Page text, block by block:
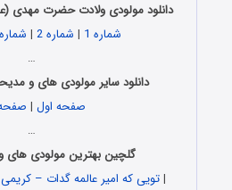
دانلود مولودی ولادت حضرت
شماره 1
| شماره 2 | شماره 3
…
دانلود سایر مولودی های و
صفحه اول |
…
گلچین بهترین مولودی های
|تویی که امیر عالمه گدات – کریمی با حجم